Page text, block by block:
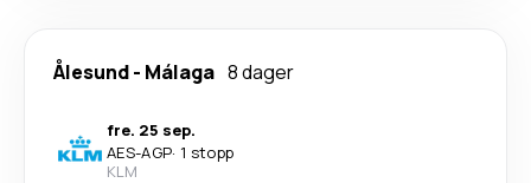
Ålesund- Málaga 8 dager
fre. 25 sep.
AES-AGP· 1 stopp
KLM